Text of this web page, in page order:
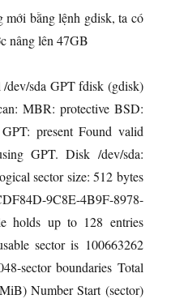
bằng lệnh gdisk, ta có
nâng lên 47GB
dev/sda GPT fdisk (gdisk)
MBR: protective BSD:
present Found valid
GPT. Disk /dev/sda:
sector size: 512 bytes
9C8E-4B9F-8978-
holds up to 128 entries
sector is 100663262
sector boundaries Total
Number Start (sector)